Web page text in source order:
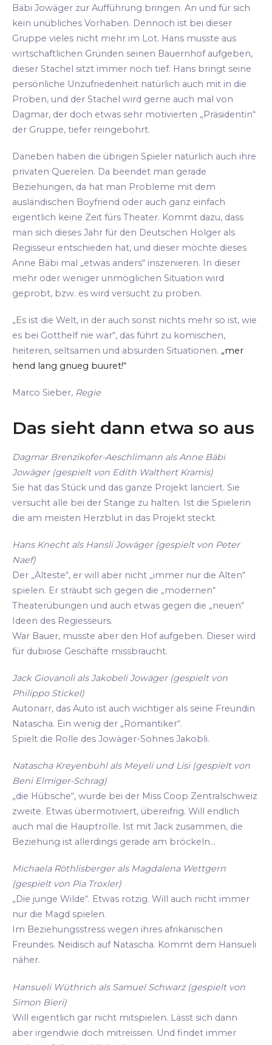
Bäbi Jowäger zur Aufführung bringen. An und für sich
kein unübliches Vorhaben. Dennoch ist bei dieser
Gruppe vieles nicht mehr im Lot. Hans musste aus
wirtschaftlichen Gründen seinen Bauernhof aufgeben,
dieser Stachel sitzt immer noch tief. Hans bringt seine
persönliche Unzufriedenheit natürlich auch mit in die
Proben, und der Stachel wird gerne auch mal von
Dagmar, der doch etwas sehr motivierten „Präsidentin“
der Gruppe, tiefer reingebohrt.
Daneben haben die übrigen Spieler natürlich auch ihre
privaten Querelen. Da beendet man gerade
Beziehungen, da hat man Probleme mit dem
ausländischen Boyfriend oder auch ganz einfach
eigentlich keine Zeit fürs Theater. Kommt dazu, dass
man sich dieses Jahr für den Deutschen Holger als
Regisseur entschieden hat, und dieser möchte dieses
Anne Bäbi mal „etwas anders“ inszenieren. In dieser
mehr oder weniger unmöglichen Situation wird
geprobt, bzw. es wird versucht zu proben.
„Es ist die Welt, in der auch sonst nichts mehr so ist, wie
es bei Gotthelf nie war“, das führt zu komischen,
heiteren, seltsamen und absurden Situationen. „mer
hend lang gnueg buuret!“
Marco Sieber, Regie
Das sieht dann etwa so aus
Dagmar Brenzikofer-Aeschlimann als Anne Bäbi
Jowäger (gespielt von Edith Walthert Kramis)
Sie hat das Stück und das ganze Projekt lanciert. Sie
versucht alle bei der Stange zu halten. Ist die Spielerin
die am meisten Herzblut in das Projekt steckt.
Hans Knecht als Hansli Jowäger (gespielt von Peter
Naef)
Der „Älteste“, er will aber nicht „immer nur die Alten“
spielen. Er sträubt sich gegen die „modernen“
Theaterübungen und auch etwas gegen die „neuen“
Ideen des Regiesseurs.
War Bauer, musste aber den Hof aufgeben. Dieser wird
für dubiose Geschäfte missbraucht.
Jack Giovanoli als Jakobeli Jowäger (gespielt von
Philippo Stickel)
Autonarr, das Auto ist auch wichtiger als seine Freundin
Natascha. Ein wenig der „Romantiker“.
Spielt die Rolle des Jowäger-Sohnes Jakobli.
Natascha Kreyenbühl als Meyeli und Lisi (gespielt von
Beni Elmiger-Schrag)
„die Hübsche“, wurde bei der Miss Coop Zentralschweiz
zweite. Etwas übermotiviert, übereifrig. Will endlich
auch mal die Hauptrolle. Ist mit Jack zusammen, die
Beziehung ist allerdings gerade am bröckeln...
Michaela Röthlisberger als Magdalena Wettgern
(gespielt von Pia Troxler)
„Die junge Wilde“. Etwas rotzig. Will auch nicht immer
nur die Magd spielen.
Im Beziehungsstress wegen ihres afrikanischen
Freundes. Neidisch auf Natascha. Kommt dem Hansueli
näher.
Hansueli Wüthrich als Samuel Schwarz (gespielt von
Simon Bieri)
Will eigentlich gar nicht mitspielen. Lässt sich dann
aber irgendwie doch mitreissen. Und findet immer